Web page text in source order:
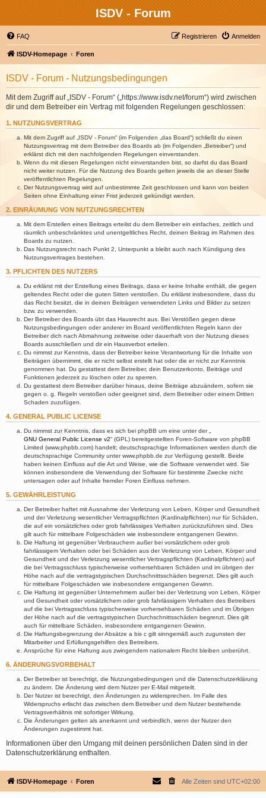
ISDV - Forum
FAQ Anmelden
Registrieren
ISDV-Homepage Foren
ISDV - Forum - Nutzungsbedingungen
Mit dem Zugriff auf „ISDV - Forum“ („https://www.isdv.net/forum“) wird zwischen
dir und dem Betreiber ein Vertrag mit folgenden Regelungen geschlossen:
1. NUTZUNGSVERTRAG
Mit dem Zugriff auf „ISDV - Forum“ (im Folgenden „das Board“) schließt du einen
Nutzungsvertrag mit dem Betreiber des Boards ab (im Folgenden „Betreiber“) und
erklärst dich mit den nachfolgenden Regelungen einverstanden.
Wenn du mit diesen Regelungen nicht einverstanden bist, so darfst du das Board
nicht weiter nutzen. Für die Nutzung des Boards gelten jeweils die an dieser Stelle
veröffentlichten Regelungen.
Der Nutzungsvertrag wird auf unbestimmte Zeit geschlossen und kann von beiden
Seiten ohne Einhaltung einer Frist jederzeit gekündigt werden.
2. EINRÄUMUNG VON NUTZUNGSRECHTEN
Mit dem Erstellen eines Beitrags erteilst du dem Betreiber ein einfaches, zeitlich und
räumlich unbeschränktes und unentgeltliches Recht, deinen Beitrag im Rahmen des
Boards zu nutzen.
Das Nutzungsrecht nach Punkt 2, Unterpunkt a bleibt auch nach Kündigung des
Nutzungsvertrages bestehen.
3. PFLICHTEN DES NUTZERS
Du erklärst mit der Erstellung eines Beitrags, dass er keine Inhalte enthält, die gegen
geltendes Recht oder die guten Sitten verstoßen. Du erklärst insbesondere, dass du
das Recht besitzt, die in deinen Beiträgen verwendeten Links und Bilder zu setzen
bzw. zu verwenden.
Der Betreiber des Boards übt das Hausrecht aus. Bei Verstößen gegen diese
Nutzungsbedingungen oder anderer im Board veröffentlichten Regeln kann der
Betreiber dich nach Abmahnung zeitweise oder dauerhaft von der Nutzung dieses
Boards ausschließen und dir ein Hausverbot erteilen.
Du nimmst zur Kenntnis, dass der Betreiber keine Verantwortung für die Inhalte von
Beiträgen übernimmt, die er nicht selbst erstellt hat oder die er nicht zur Kenntnis
genommen hat. Du gestattest dem Betreiber, dein Benutzerkonto, Beiträge und
Funktionen jederzeit zu löschen oder zu sperren.
Du gestattest dem Betreiber darüber hinaus, deine Beiträge abzuändern, sofern sie
gegen o. g. Regeln verstoßen oder geeignet sind, dem Betreiber oder einem Dritten
Schaden zuzufügen.
4. GENERAL PUBLIC LICENSE
Du nimmst zur Kenntnis, dass es sich bei phpBB um eine unter der „
GNU General Public License v2“ (GPL) bereitgestellten Foren-Software von phpBB
Limited (www.phpbb.com) handelt; deutschsprachige Informationen werden durch die
deutschsprachige Community unter www.phpbb.de zur Verfügung gestellt. Beide
haben keinen Einfluss auf die Art und Weise, wie die Software verwendet wird. Sie
können insbesondere die Verwendung der Software für bestimmte Zwecke nicht
untersagen oder auf Inhalte fremder Foren Einfluss nehmen.
5. GEWÄHRLEISTUNG
Der Betreiber haftet mit Ausnahme der Verletzung von Leben, Körper und Gesundheit
und der Verletzung wesentlicher Vertragspflichten (Kardinalpflichten) nur für Schäden,
die auf ein vorsätzliches oder grob fahrlässiges Verhalten zurückzuführen sind. Dies
gilt auch für mittelbare Folgeschäden wie insbesondere entgangenen Gewinn.
Die Haftung ist gegenüber Verbrauchern außer bei vorsätzlichem oder grob
fahrlässigem Verhalten oder bei Schäden aus der Verletzung von Leben, Körper und
Gesundheit und der Verletzung wesentlicher Vertragspflichten (Kardinalpflichten) auf
die bei Vertragsschluss typischerweise vorhersehbaren Schäden und im übrigen der
Höhe nach auf die vertragstypischen Durchschnittsschäden begrenzt. Dies gilt auch
für mittelbare Folgeschäden wie insbesondere entgangenen Gewinn.
Die Haftung ist gegenüber Unternehmern außer bei der Verletzung von Leben, Körper
und Gesundheit oder vorsätzlichem oder grob fahrlässigem Verhalten des Betreibers
auf die bei Vertragsschluss typischerweise vorhersehbaren Schäden und im Übrigen
der Höhe nach auf die vertragstypischen Durchschnittsschäden begrenzt. Dies gilt
auch für mittelbare Schäden, insbesondere entgangenen Gewinn.
Die Haftungsbegrenzung der Absätze a bis c gilt sinngemäß auch zugunsten der
Mitarbeiter und Erfüllungsgehilfen des Betreibers.
Ansprüche für eine Haftung aus zwingendem nationalem Recht bleiben unberührt.
6. ÄNDERUNGSVORBEHALT
Der Betreiber ist berechtigt, die Nutzungsbedingungen und die Datenschutzerklärung
zu ändern. Die Änderung wird dem Nutzer per E-Mail mitgeteilt.
Der Nutzer ist berechtigt, den Änderungen zu widersprechen. Im Falle des
Widerspruchs erlischt das zwischen dem Betreiber und dem Nutzer bestehende
Vertragsverhältnis mit sofortiger Wirkung.
Die Änderungen gelten als anerkannt und verbindlich, wenn der Nutzer den
Änderungen zugestimmt hat.
Informationen über den Umgang mit deinen persönlichen Daten sind in der
Datenschutzerklärung enthalten.
ISDV-Homepage Foren Alle Zeiten sind UTC+02:00